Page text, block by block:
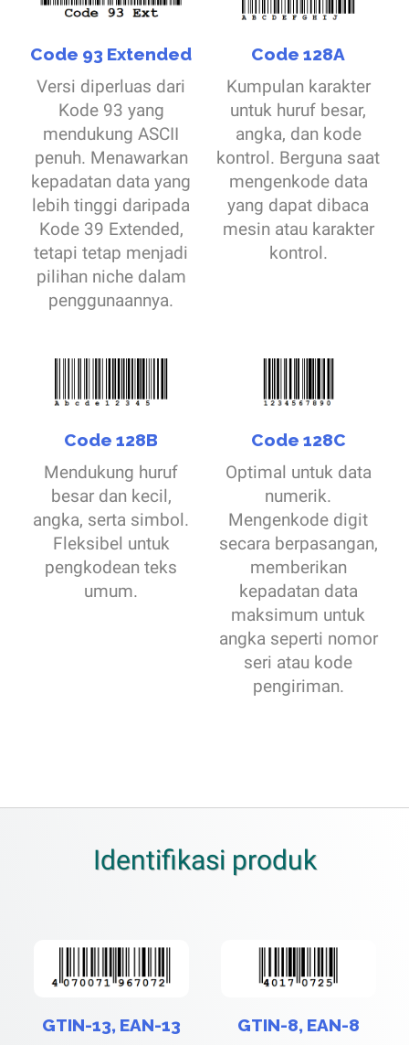
Code 93 Extended
Versi diperluas dari
Kode 93 yang
mendukung ASCII
penuh. Menawarkan
kepadatan data yang
lebih tinggi daripada
Kode 39 Extended,
tetapi tetap menjadi
pilihan niche dalam
penggunaannya.
Code 128A
Kumpulan karakter
untuk huruf besar,
angka, dan kode
kontrol. Berguna saat
mengenkode data
yang dapat dibaca
mesin atau karakter
kontrol.
Code 128B
Mendukung huruf
besar dan kecil,
angka, serta simbol.
Fleksibel untuk
pengkodean teks
umum.
Code 128C
Optimal untuk data
numerik.
Mengenkode digit
secara berpasangan,
memberikan
kepadatan data
maksimum untuk
angka seperti nomor
seri atau kode
pengiriman.
Identifikasi produk
GTIN-13, EAN-13 GTIN-8, EAN-8